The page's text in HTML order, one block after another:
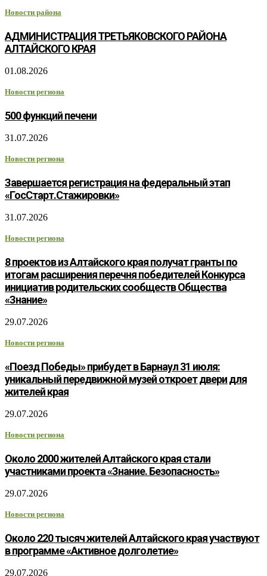
Новости района
АДМИНИСТРАЦИЯ ТРЕТЬЯКОВСКОГО РАЙОНА
АЛТАЙСКОГО КРАЯ
01.08.2026
Новости региона
500 функций печени
31.07.2026
Новости региона
Завершается регистрация на федеральный этап
«ГосСтарт.Стажировки»
31.07.2026
Новости региона
8 проектов из Алтайского края получат гранты по
итогам расширения перечня победителей Конкурса
инициатив родительских сообществ Общества
«Знание»
29.07.2026
Новости региона
«Поезд Победы» прибудет в Барнаул 31 июля:
уникальный передвижной музей откроет двери для
жителей края
29.07.2026
Новости региона
Около 2000 жителей Алтайского края стали
участниками проекта «Знание. Безопасность»
29.07.2026
Новости региона
Около 220 тысяч жителей Алтайского края участвуют
в программе «Активное долголетие»
29.07.2026